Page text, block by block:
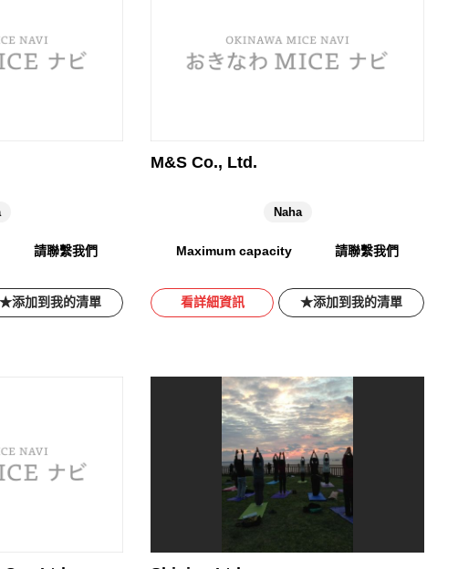
請聯繫我們
添加到我的清單
M&S Co., Ltd.
Naha
Maximum capacity 請聯繫我們
看詳細資訊 添加到我的清單